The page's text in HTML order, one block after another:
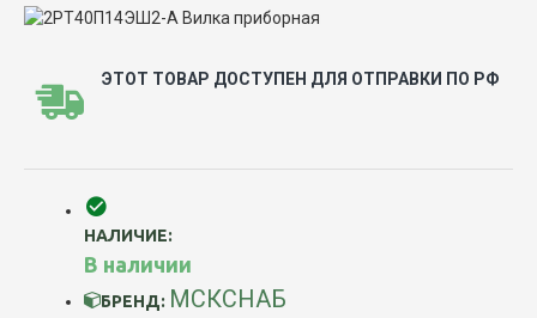
ЭТОТ ТОВАР ДОСТУПЕН ДЛЯ ОТПРАВКИ ПО РФ
НАЛИЧИЕ:
В наличии
БРЕНД: МСКСНАБ